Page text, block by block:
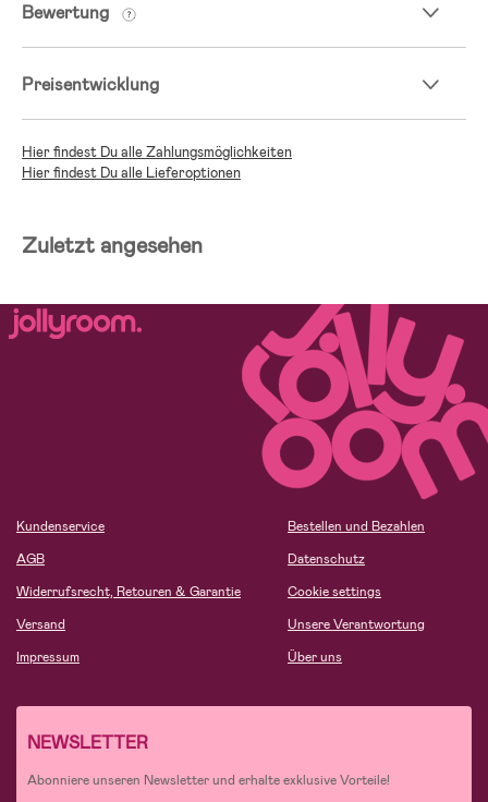
Bewertung
Preisentwicklung
Hier findest Du alle Zahlungsmöglichkeiten
Hier findest Du alle Lieferoptionen
Zuletzt angesehen
Kundenservice
AGB
Widerrufsrecht, Retouren & Garantie
Versand
Impressum
Bestellen und Bezahlen
Datenschutz
Cookie settings
Unsere Verantwortung
Über uns
NEWSLETTER
Abonniere unseren Newsletter und erhalte exklusive Vorteile!